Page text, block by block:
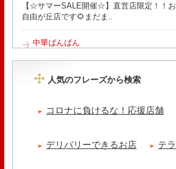
【☆サマーSALE開催☆】直営店限定！！
自由が丘店です🌻まだま..
中華ばんばん
ッコラサラダをそえて)手..
【 よもぎ蒸しやリラクゼーション専門の
人気のフレーズから検索
コロナに負けるな！応援店舗
デリバリーできるお店 テ